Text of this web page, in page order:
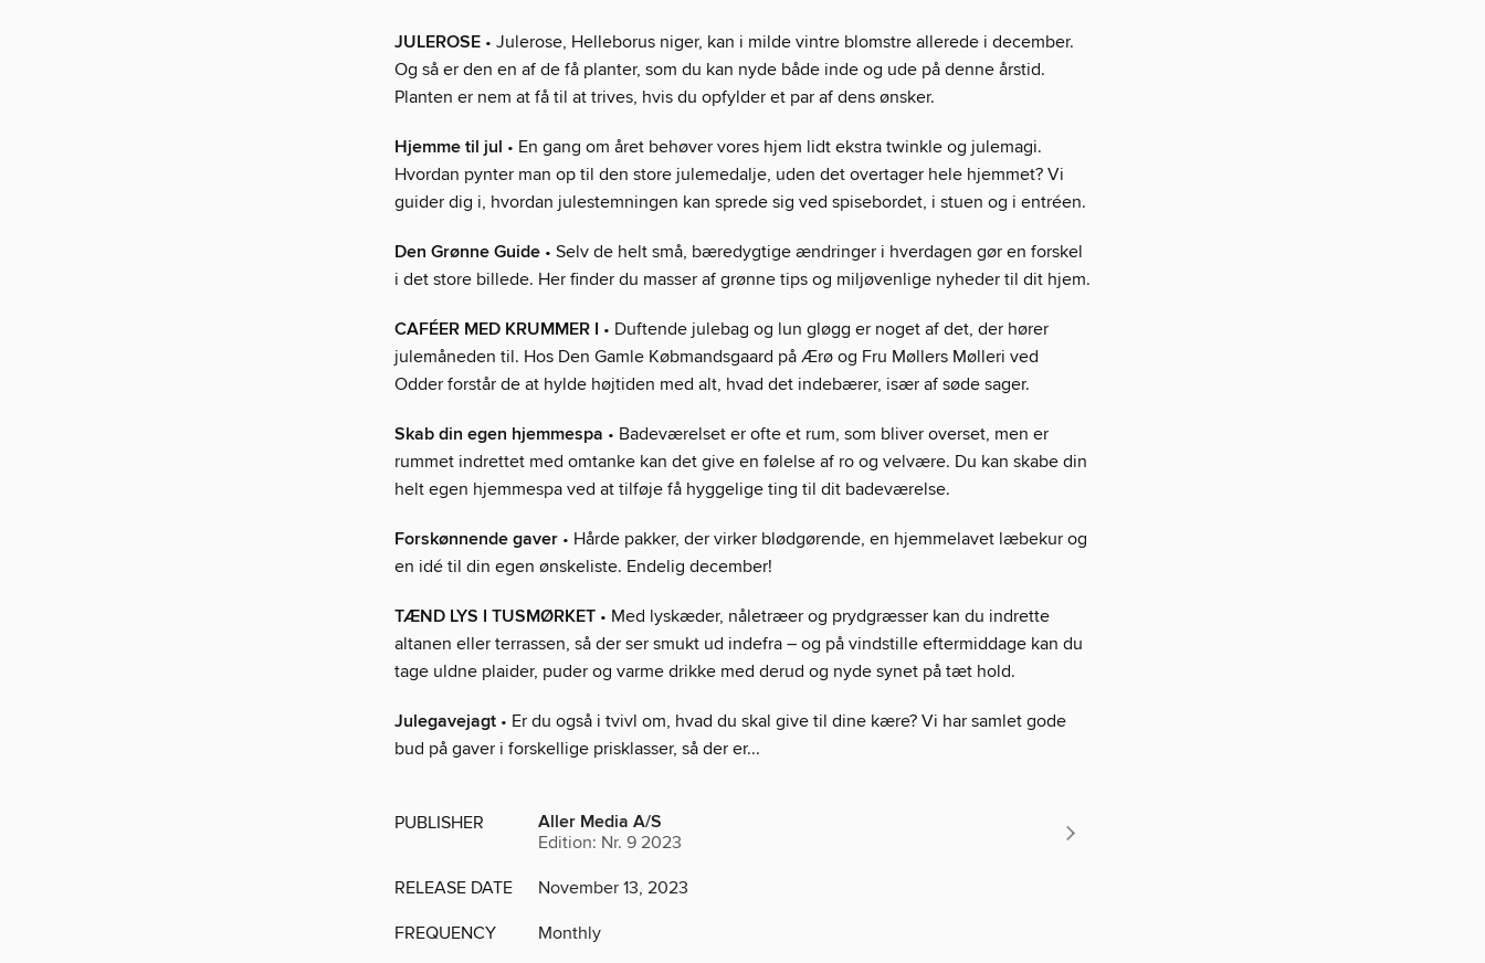
JULEROSE • Julerose, Helleborus niger, kan i milde vintre blomstre allerede i december.
Og så er den en af de få planter, som du kan nyde både inde og ude på denne årstid.
Planten er nem at få til at trives, hvis du opfylder et par af dens ønsker.
Hjemme til jul • En gang om året behøver vores hjem lidt ekstra twinkle og julemagi.
Hvordan pynter man op til den store julemedalje, uden det overtager hele hjemmet? Vi
guider dig i, hvordan julestemningen kan sprede sig ved spisebordet, i stuen og i entréen.
Den Grønne Guide • Selv de helt små, bæredygtige ændringer i hverdagen gør en forskel
i det store billede. Her finder du masser af grønne tips og miljøvenlige nyheder til dit hjem.
CAFÉER MED KRUMMER I • Duftende julebag og lun gløgg er noget af det, der hører
julemåneden til. Hos Den Gamle Købmandsgaard på Ærø og Fru Møllers Mølleri ved
Odder forstår de at hylde højtiden med alt, hvad det indebærer, især af søde sager.
Skab din egen hjemmespa • Badeværelset er ofte et rum, som bliver overset, men er
rummet indrettet med omtanke kan det give en følelse af ro og velvære. Du kan skabe din
helt egen hjemmespa ved at tilføje få hyggelige ting til dit badeværelse.
Forskønnende gaver • Hårde pakker, der virker blødgørende, en hjemmelavet læbekur og
en idé til din egen ønskeliste. Endelig december!
TÆND LYS I TUSMØRKET • Med lyskæder, nåletræer og prydgræsser kan du indrette
altanen eller terrassen, så der ser smukt ud indefra – og på vindstille eftermiddage kan du
tage uldne plaider, puder og varme drikke med derud og nyde synet på tæt hold.
Julegavejagt • Er du også i tvivl om, hvad du skal give til dine kære? Vi har samlet gode
bud på gaver i forskellige prisklasser, så der er...
PUBLISHER Aller Media A/S
Edition: Nr. 9 2023
RELEASE DATE November 13, 2023
FREQUENCY Monthly